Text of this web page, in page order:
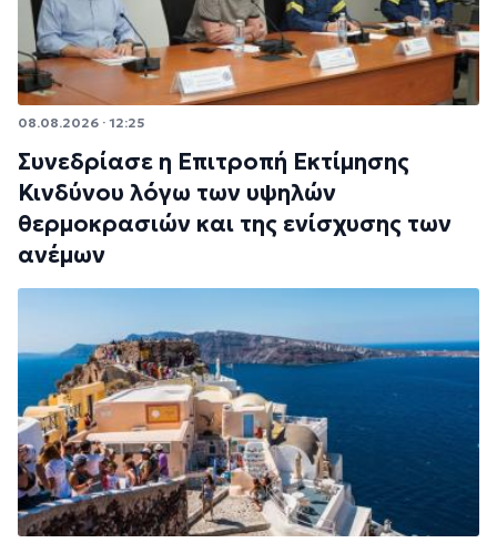
08.08.2026 · 12:25
Συνεδρίασε η Επιτροπή Εκτίμησης
Κινδύνου λόγω των υψηλών
θερμοκρασιών και της ενίσχυσης των
ανέμων